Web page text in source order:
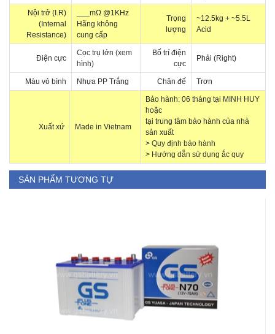
Nội trở (I.R)
(Internal
Resistance)
___mΩ @1KHz
Hãng không
cung cấp
Trọng
lượng
~12.5kg + ~5.5L
Acid
Điện cực
Cọc trụ lớn (xem
hình)
Bố trí điện
cực
Phải (Right)
Màu vỏ bình Nhựa PP Trắng Chân đế Trơn
Xuất xứ Made in Vietnam
Bảo hành: 06 tháng tại MINH HUY
hoặc
tại trung tâm bảo hành của nhà
sản xuất
> Quy định bảo hành
> Hướng dẫn sử dụng ắc quy
SẢN PHẨM TƯƠNG TỰ